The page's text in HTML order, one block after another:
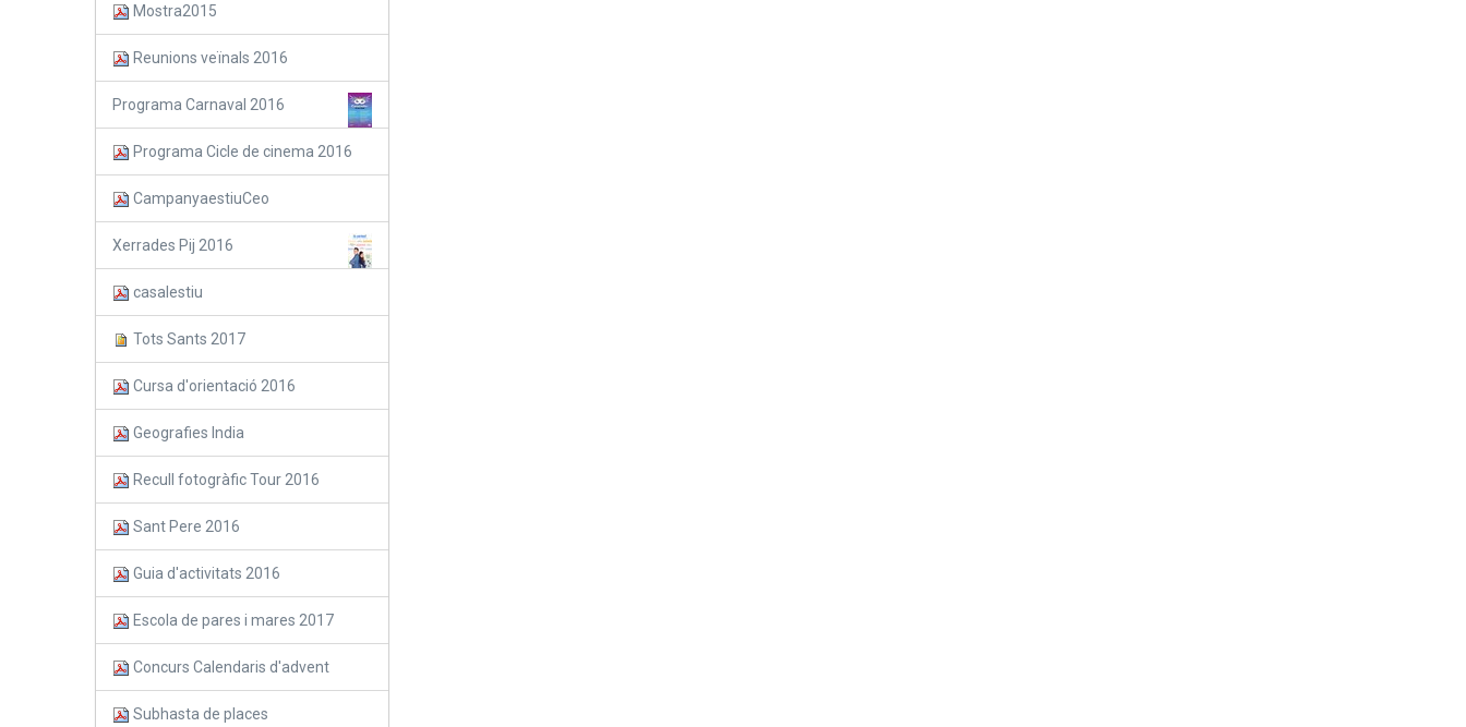
Mostra2015
Reunions veïnals 2016
Programa Carnaval 2016
Programa Cicle de cinema 2016
CampanyaestiuCeo
Xerrades Pij 2016
casalestiu
Tots Sants 2017
Cursa d'orientació 2016
Geografies India
Recull fotogràfic Tour 2016
Sant Pere 2016
Guia d'activitats 2016
Escola de pares i mares 2017
Concurs Calendaris d'advent
Subhasta de places